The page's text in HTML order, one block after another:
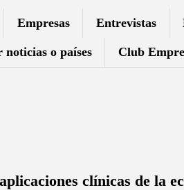
Empresas Entrevistas
noticias o países Club
clínicas de la